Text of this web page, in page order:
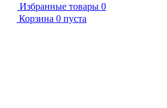
Избранные товары 0
Корзина 0 пуста